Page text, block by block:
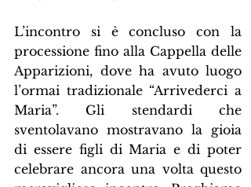
L’incontro si è concluso con la
processione fino alla Cappella delle
Apparizioni, dove ha avuto luogo
l’ormai tradizionale “Arrivederci a
Maria”. Gli stendardi che
sventolavano mostravano la gioia
di essere figli di Maria e di poter
celebrare ancora una volta questo